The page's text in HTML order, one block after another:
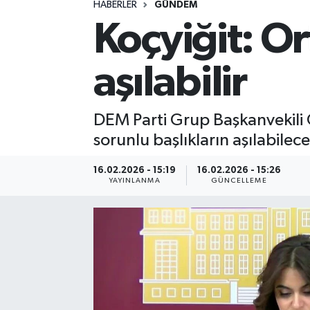
HABERLER GÜNDEM
Koçyiğit:
aşılabilir
DEM Parti Grup Başkanvekili
sorunlu başlıkların
16.02.2026 - 15:19
YAYINLANMA
16.02.2026 - 15:26
GÜNCELLEME